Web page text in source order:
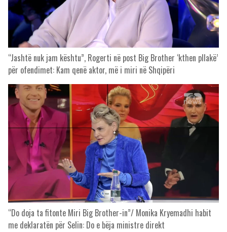
“Jashtë nuk jam kështu”, Rogerti në post Big Brother ‘kthen pllakë’
për ofendimet: Kam qenë aktor, më i miri në Shqipëri
“Do doja ta fitonte Miri Big Brother-in”/ Monika Kryemadhi habit
me deklaratën për Selin: Do e bëja ministre direkt